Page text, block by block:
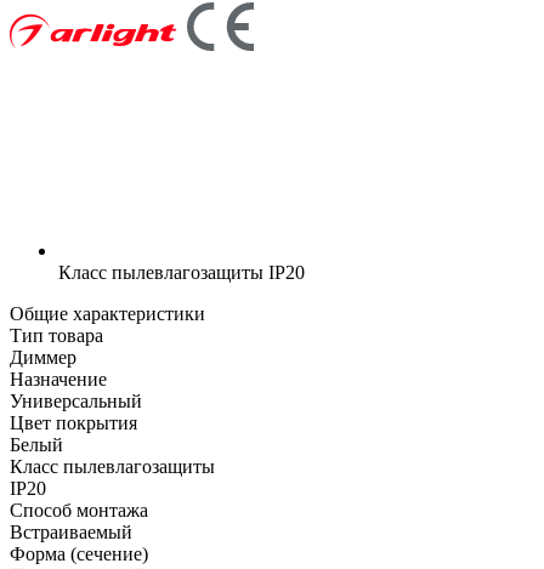
Класс пылевлагозащиты IP20
Общие характеристики
Тип товара
Диммер
Назначение
Универсальный
Цвет покрытия
Белый
Класс пылевлагозащиты
IP20
Способ монтажа
Встраиваемый
Форма (сечение)